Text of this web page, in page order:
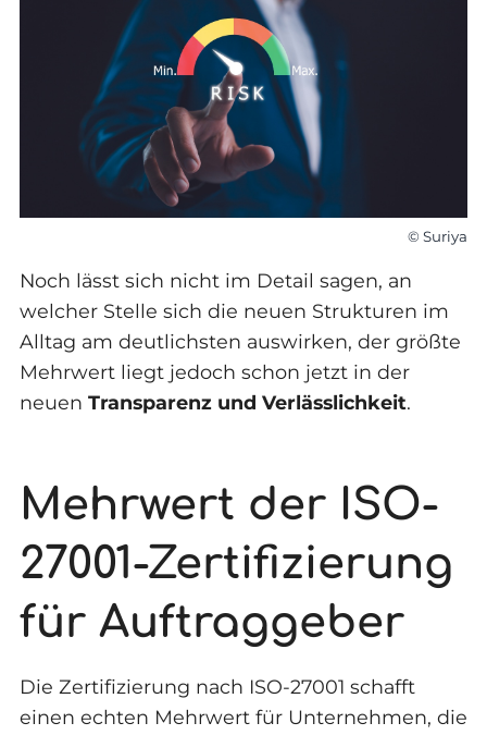
© Suriya
Noch lässt sich nicht im Detail sagen, an
welcher Stelle sich die neuen Strukturen im
Alltag am deutlichsten auswirken, der größte
Mehrwert liegt jedoch schon jetzt in der
neuen Transparenz und Verlässlichkeit.
Mehrwert der ISO-
27001-Zertifizierung
für Auftraggeber
Die Zertifizierung nach ISO-27001 schafft
einen echten Mehrwert für Unternehmen, die